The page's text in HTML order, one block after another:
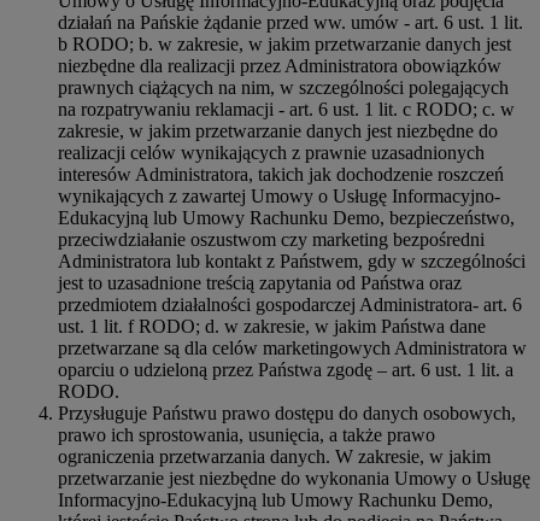
działań na Pańskie żądanie przed ww. umów - art. 6 ust. 1 lit.
b RODO; b. w zakresie, w jakim przetwarzanie danych jest
niezbędne dla realizacji przez Administratora obowiązków
prawnych ciążących na nim, w szczególności polegających
na rozpatrywaniu reklamacji - art. 6 ust. 1 lit. c RODO; c. w
zakresie, w jakim przetwarzanie danych jest niezbędne do
realizacji celów wynikających z prawnie uzasadnionych
interesów Administratora, takich jak dochodzenie roszczeń
wynikających z zawartej Umowy o Usługę Informacyjno-
Edukacyjną lub Umowy Rachunku Demo, bezpieczeństwo,
przeciwdziałanie oszustwom czy marketing bezpośredni
Administratora lub kontakt z Państwem, gdy w szczególności
jest to uzasadnione treścią zapytania od Państwa oraz
przedmiotem działalności gospodarczej Administratora- art. 6
ust. 1 lit. f RODO; d. w zakresie, w jakim Państwa dane
przetwarzane są dla celów marketingowych Administratora w
oparciu o udzieloną przez Państwa zgodę – art. 6 ust. 1 lit. a
RODO.
Przysługuje Państwu prawo dostępu do danych osobowych,
prawo ich sprostowania, usunięcia, a także prawo
ograniczenia przetwarzania danych. W zakresie, w jakim
przetwarzanie jest niezbędne do wykonania Umowy o Usługę
Informacyjno-Edukacyjną lub Umowy Rachunku Demo,